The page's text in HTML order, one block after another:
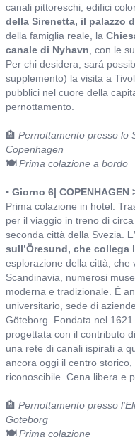
canali pittoreschi, edifici
della Sirenetta, il palazzo
della famiglia reale, la
canale di Nyhavn , con le
Per chi desidera, sará
supplemento) la visita a
pubblici nel cuore della
pernottamento.
🏨 Pernottamento presso lo
Copenhagen
🍽️Prima colazione a bordo
• Giorno 6| COPENHAGEN
Prima colazione in hotel.
per il viaggio in treno di
seconda città della Svezia.
sull’Öresund, che collega
esplorazione della città, che
Scandinavia, numerosi
moderna e tradizionale. È
universitario, sede di
Göteborg. Fondata nel
progettata con il contributo
una rete di canali ispirati a
ancora oggi il centro
riconoscibile. Cena libera e
🏨 Pernottamento presso
Goteborg
🍽️Prima colazione